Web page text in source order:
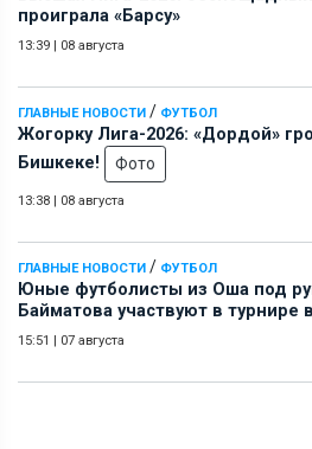
проиграла «Барсу»
13:39 | 08 августа
ГЛАВНЫЕ НОВОСТИ / ФУТБОЛ
Жогорку Лига-2026: «Дордой»
Бишкеке!
Фото
13:38 | 08 августа
ГЛАВНЫЕ НОВОСТИ / ФУТБОЛ
Юные футболисты из Оша под
Байматова участвуют в турнире
15:51 | 07 августа